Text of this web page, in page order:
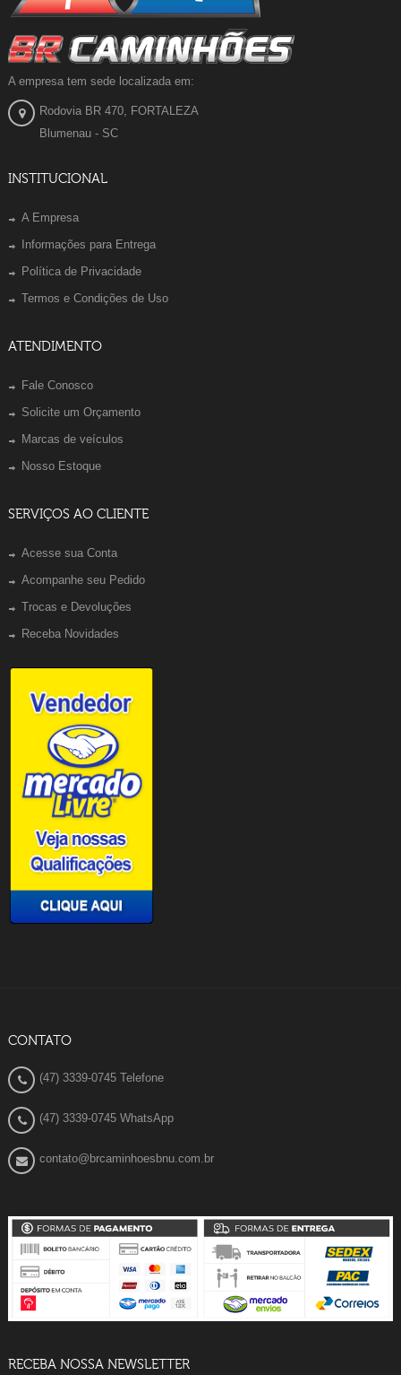
A empresa tem sede localizada em:
Rodovia BR 470, FORTALEZA
Blumenau - SC
INSTITUCIONAL
A Empresa
Informações para Entrega
Política de Privacidade
Termos e Condições de Uso
ATENDIMENTO
Fale Conosco
Solicite um Orçamento
Marcas de veículos
Nosso Estoque
SERVIÇOS AO CLIENTE
Acesse sua Conta
Acompanhe seu Pedido
Trocas e Devoluções
Receba Novidades
CONTATO
(47) 3339-0745 Telefone
(47) 3339-0745 WhatsApp
contato@brcaminhoesbnu.com.br
RECEBA NOSSA NEWSLETTER